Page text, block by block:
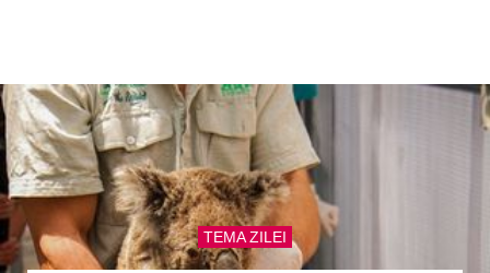
TEMA ZILEI